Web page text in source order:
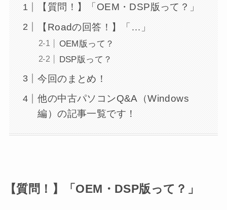
【質問！】「OEM・DSP版って？」
【Roadの回答！】「…」
OEM版って？
DSP版って？
今回のまとめ！
他の中古パソコンQ&A（Windows
編）の記事一覧です！
【質問！】「OEM・DSP版って？」